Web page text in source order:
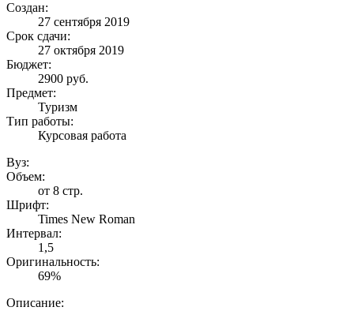
Создан:
27 сентября 2019
Срок сдачи:
27 октября 2019
Бюджет:
2900 руб.
Предмет:
Туризм
Тип работы:
Курсовая работа
Вуз:
Объем:
от 8 стр.
Шрифт:
Times New Roman
Интервал:
1,5
Оригинальность:
69%
Описание: